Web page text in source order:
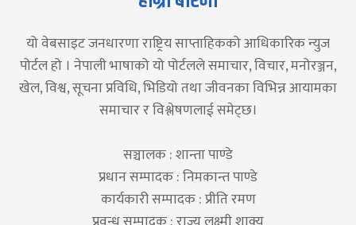
यो वेबसाइट जनधारणा राष्ट्रिय साप्ताहिकको आधिकारिक न्युज
पोर्टल हो । नेपाली भाषाको यो पोर्टलले समाचार, विचार, मनोरञ्जन,
खेल, विश्व, सूचना प्रविधि, भिडियो तथा जीवनका विभिन्न आयामका
समाचार र विश्लेषणलाई समेट्छ।
सञ्चालक : शान्ता पाण्डे
प्रधान सम्पादक : निमकान्त पाण्डे
कार्यकारी सम्पादक : प्रीति रमण